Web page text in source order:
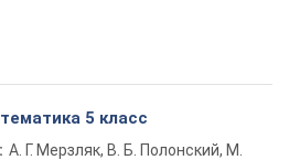
5 класс
А. Г. Мерзляк, В. Б. Полонский, М.